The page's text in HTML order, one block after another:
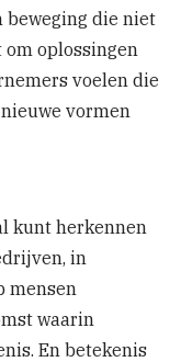
beweging die niet
oplossingen
voelen die
vormen
kunt herkennen
in
mensen
waarin
En betekenis